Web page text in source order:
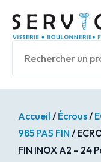
Accueil / Écrous/
985 PAS FIN /
FIN INOX A2 – 24